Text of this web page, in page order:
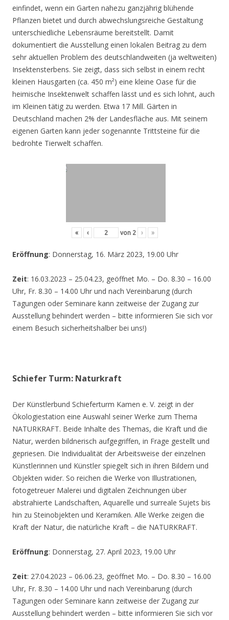
einfindet, wenn ein Garten nahezu ganzjährig blühende
Pflanzen bietet und durch abwechslungsreiche Gestaltung
unterschiedliche Lebensräume bereitstellt. Damit
dokumentiert die Ausstellung einen lokalen Beitrag zu dem
sehr aktuellen Problem des deutschlandweiten (ja weltweiten)
Insektensterbens. Sie zeigt, dass sich selbst in einem recht
kleinen Hausgarten (ca. 450 m²) eine kleine Oase für die
heimische Insektenwelt schaffen lässt und es sich lohnt, auch
im Kleinen tätig zu werden. Etwa 17 Mill. Gärten in
Deutschland machen 2% der Landesfläche aus. Mit seinem
eigenen Garten kann jeder sogenannte Trittsteine für die
bedrohte Tierwelt schaffen.
« ‹ von 2 › »
Eröffnung: Donnerstag, 16. März 2023, 19.00 Uhr
Zeit: 16.03.2023 – 25.04.23, geöffnet Mo. – Do. 8.30 – 16.00
Uhr, Fr. 8.30 – 14.00 Uhr und nach Vereinbarung (durch
Tagungen oder Seminare kann zeitweise der Zugang zur
Ausstellung behindert werden – bitte informieren Sie sich vor
einem Besuch sicherheitshalber bei uns!)
Schiefer Turm: Naturkraft
Der Künstlerbund Schieferturm Kamen e. V. zeigt in der
Ökologiestation eine Auswahl seiner Werke zum Thema
NATURKRAFT. Beide Inhalte des Themas, die Kraft und die
Natur, werden bildnerisch aufgegriffen, in Frage gestellt und
gepriesen. Die Individualität der Arbeitsweise der einzelnen
Künstlerinnen und Künstler spiegelt sich in ihren Bildern und
Objekten wider. So reichen die Werke von Illustrationen,
fotogetreuer Malerei und digitalen Zeichnungen über
abstrahierte Landschaften, Aquarelle und surreale Sujets bis
hin zu Steinobjekten und Keramiken. Alle Werke zeigen die
Kraft der Natur, die natürliche Kraft – die NATURKRAFT.
Eröffnung: Donnerstag, 27. April 2023, 19.00 Uhr
Zeit: 27.04.2023 – 06.06.23, geöffnet Mo. – Do. 8.30 – 16.00
Uhr, Fr. 8.30 – 14.00 Uhr und nach Vereinbarung (durch
Tagungen oder Seminare kann zeitweise der Zugang zur
Ausstellung behindert werden – bitte informieren Sie sich vor